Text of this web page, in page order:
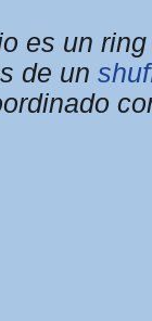
es un
de un